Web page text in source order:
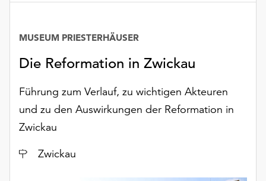
Informationen
Sie
unserer
Datenschutzerklärung
dem
Die Reformation in Zwickau
MUSEUM PRIESTERHÄUSER
Führung zum Verlauf, zu wichtigen Akteuren
und zu den Auswirkungen der Reformation in
Zwickau
Ort
Zwickau